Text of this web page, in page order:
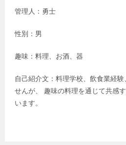
管理人：勇士
性別：男
趣味：料理、お酒、器
自己紹介文：料理学校、飲食業経
せんが、 趣味の料理を通じて共感
います。